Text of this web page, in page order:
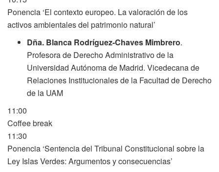
Ponencia ‘El contexto europeo. La valoración de los
activos ambientales del patrimonio natural’
Dña. Blanca Rodríguez-Chaves Mimbrero.
Profesora de Derecho Administrativo de la
Universidad Autónoma de Madrid. Vicedecana de
Relaciones Institucionales de la Facultad de Derecho
de la UAM
11:00
Coffee break
11:30
Ponencia ‘Sentencia del Tribunal Constitucional sobre la
Ley Islas Verdes: Argumentos y consecuencias’